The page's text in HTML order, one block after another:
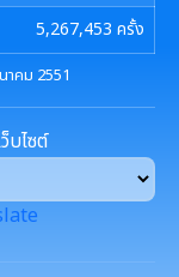
5,267,453 ครั้ง
คม 2551
บไซต์